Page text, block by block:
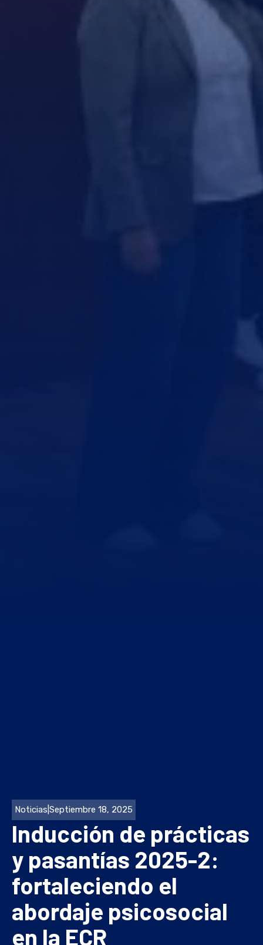
Noticias Septiembre 18, 2025
Inducción de prácticas
y pasantías 2025-2:
fortaleciendo el
abordaje psicosocial
en la ECR